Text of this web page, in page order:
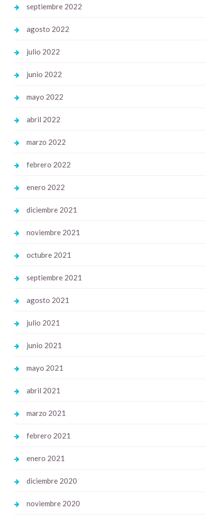
septiembre 2022
agosto 2022
julio 2022
junio 2022
mayo 2022
abril 2022
marzo 2022
febrero 2022
enero 2022
diciembre 2021
noviembre 2021
octubre 2021
septiembre 2021
agosto 2021
julio 2021
junio 2021
mayo 2021
abril 2021
marzo 2021
febrero 2021
enero 2021
diciembre 2020
noviembre 2020